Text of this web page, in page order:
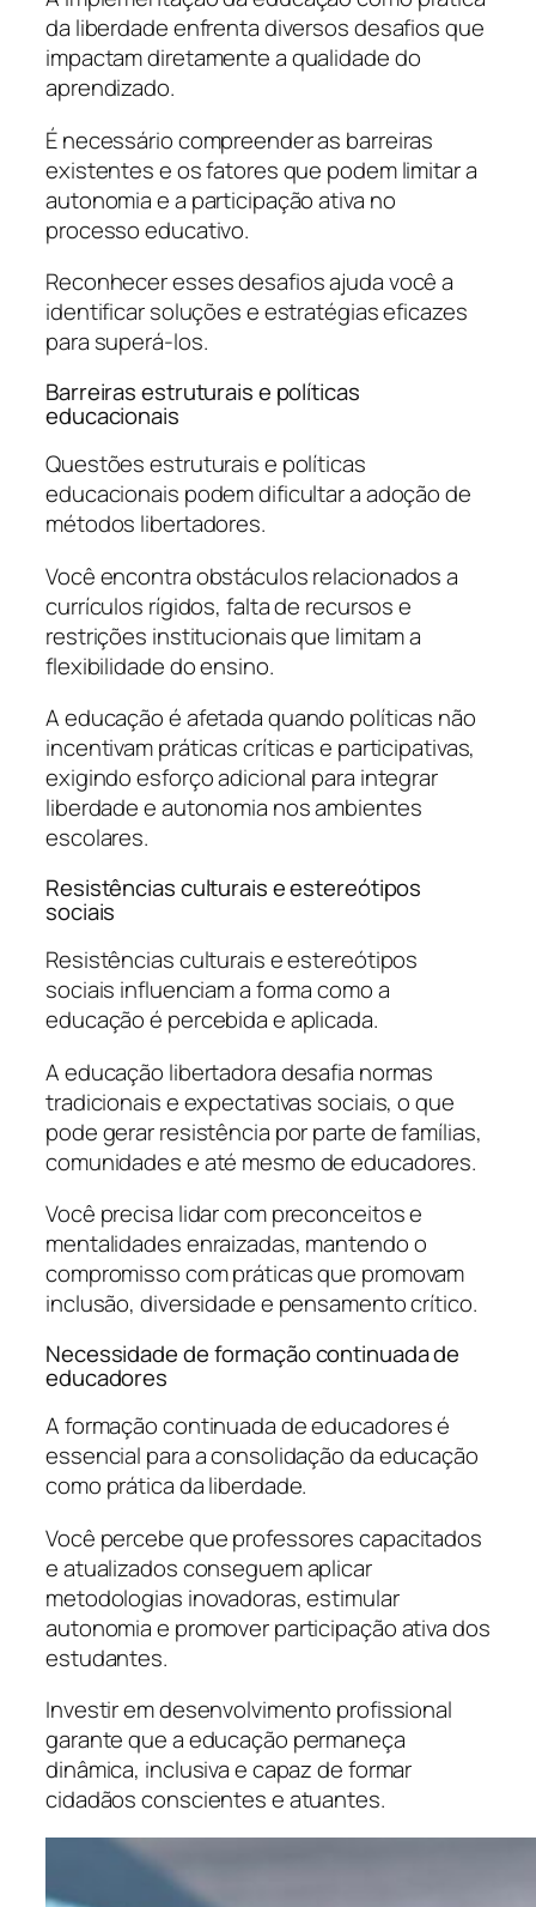
da liberdade enfrenta diversos desafios que
impactam diretamente a qualidade do
aprendizado.
É necessário compreender as barreiras
existentes e os fatores que podem limitar a
autonomia e a participação ativa no
processo educativo.
Reconhecer esses desafios ajuda você a
identificar soluções e estratégias eficazes
para superá-los.
Barreiras estruturais e políticas
educacionais
Questões estruturais e políticas
educacionais podem dificultar a adoção de
métodos libertadores.
Você encontra obstáculos relacionados a
currículos rígidos, falta de recursos e
restrições institucionais que limitam a
flexibilidade do ensino.
A educação é afetada quando políticas não
incentivam práticas críticas e participativas,
exigindo esforço adicional para integrar
liberdade e autonomia nos ambientes
escolares.
Resistências culturais e estereótipos
sociais
Resistências culturais e estereótipos
sociais influenciam a forma como a
educação é percebida e aplicada.
A educação libertadora desafia normas
tradicionais e expectativas sociais, o que
pode gerar resistência por parte de famílias,
comunidades e até mesmo de educadores.
Você precisa lidar com preconceitos e
mentalidades enraizadas, mantendo o
compromisso com práticas que promovam
inclusão, diversidade e pensamento crítico.
Necessidade de formação continuada de
educadores
A formação continuada de educadores é
essencial para a consolidação da educação
como prática da liberdade.
Você percebe que professores capacitados
e atualizados conseguem aplicar
metodologias inovadoras, estimular
autonomia e promover participação ativa dos
estudantes.
Investir em desenvolvimento profissional
garante que a educação permaneça
dinâmica, inclusiva e capaz de formar
cidadãos conscientes e atuantes.